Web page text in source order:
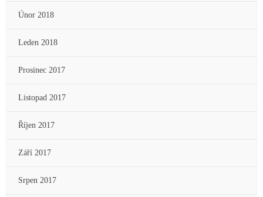
Únor 2018
Leden 2018
Prosinec 2017
Listopad 2017
Říjen 2017
Září 2017
Srpen 2017